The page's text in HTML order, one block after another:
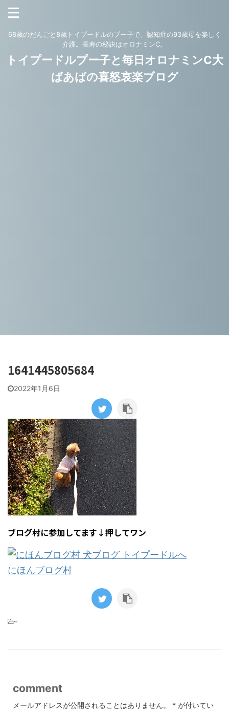
68歳のだんごと8歳トイプードルのプー子で、認知症の93歳母を楽しく
介護。長寿の秘訣はオロナミンC。
トイプードルプー子と毎日オロナミンC大
ばあばの喜怒哀楽ブログ
1641445805684
2022年1月6日
ブログ村に参加してます↓押してワン
にほんブログ村
-
comment
メールアドレスが公開されることはありません。 * が付いてい